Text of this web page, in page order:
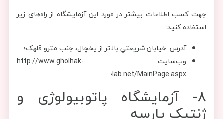
جهت کسب اطلاعات بیشتر در مورد این آزمایشگاه از راه‌های زیر
استفاده کنید:
آدرس: خيابان شريعتي بالاتر از يخچال، جنب مترو قلهک؛
وب‌سایت: http://www.gholhak-
lab.net/MainPage.aspx؛
8- آزمایشگاه پاتوبیولوژی و
ژنتیک پارسه